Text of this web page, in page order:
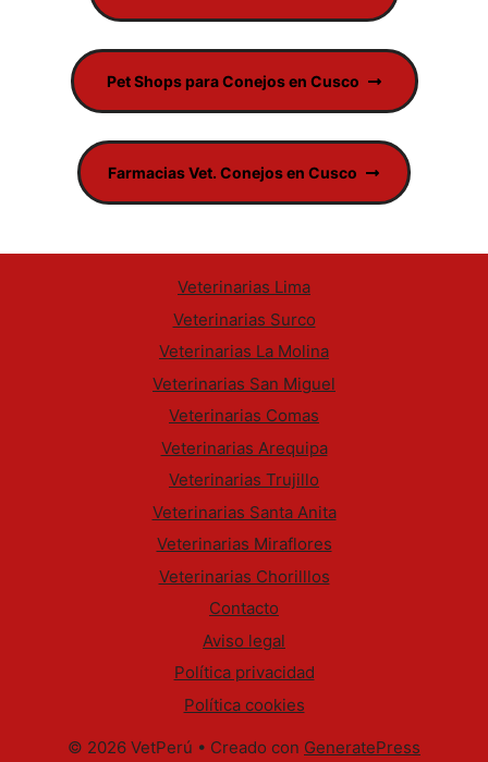
Pet Shops para Conejos en Cusco
Farmacias Vet. Conejos en Cusco
Veterinarias Lima
Veterinarias Surco
Veterinarias La Molina
Veterinarias San Miguel
Veterinarias Comas
Veterinarias Arequipa
Veterinarias Trujillo
Veterinarias Santa Anita
Veterinarias Miraflores
Veterinarias Chorilllos
Contacto
Aviso legal
Política privacidad
Política cookies
© 2026 VetPerú • Creado con GeneratePress